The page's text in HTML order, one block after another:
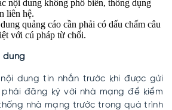
nội dung không phổ biến, thông dụng
liên hệ.
quảng cáo cần phải có dấu chấm câu
với cú pháp từ chối.
dung
dung tin nhắn trước khi được gửi
đăng ký với nhà mạng để kiểm
nhà mạng trước trong quá trình